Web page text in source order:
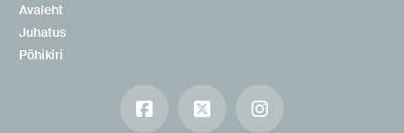
Avaleht
Juhatus
Põhikiri